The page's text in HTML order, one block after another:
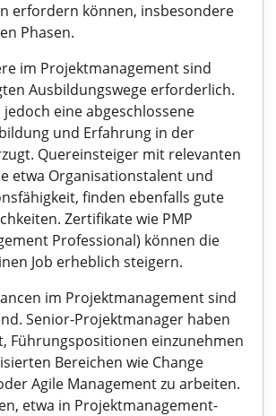
erfordern können, insbesondere
Phasen.
im Projektmanagement sind
Ausbildungswege erforderlich.
eine abgeschlossene
und Erfahrung in der
Quereinsteiger mit relevanten
etwa Organisationstalent und
finden ebenfalls gute
Zertifikate wie PMP
Professional) können die
Job erheblich steigern.
im Projektmanagement sind
Senior-Projektmanager haben
Führungspositionen einzunehmen
Bereichen wie Change
Agile Management zu arbeiten.
etwa in Projektmanagement-